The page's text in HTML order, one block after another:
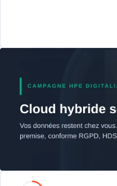
Catégories